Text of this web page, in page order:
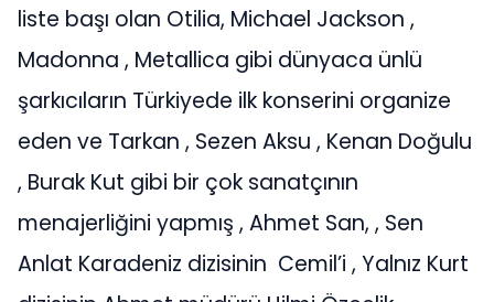
liste başı olan Otilia, Michael Jackson ,
Madonna , Metallica gibi dünyaca ünlü
şarkıcıların Türkiyede ilk konserini organize
eden ve Tarkan , Sezen Aksu , Kenan Doğulu
, Burak Kut gibi bir çok sanatçının
menajerliğini yapmış , Ahmet San, , Sen
Anlat Karadeniz dizisinin Cemil’i , Yalnız Kurt